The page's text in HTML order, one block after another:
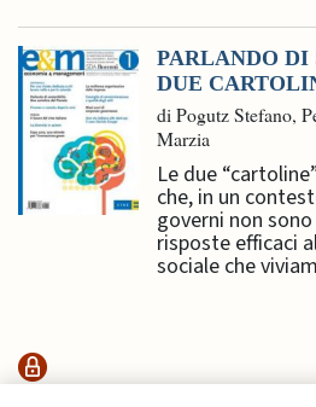
PARLANDO
DUE
di Pogutz Stefano,
Marzia
Le due
che, in un
governi non
risposte efficaci
sociale che